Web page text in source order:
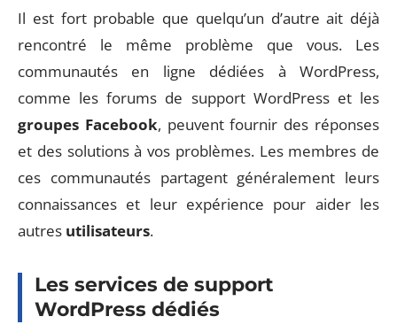
Il est fort probable que quelqu’un d’autre ait déjà
rencontré le même problème que vous. Les
communautés en ligne dédiées à WordPress,
comme les forums de support WordPress et les
groupes Facebook, peuvent fournir des réponses
et des solutions à vos problèmes. Les membres de
ces communautés partagent généralement leurs
connaissances et leur expérience pour aider les
autres utilisateurs.
Les services de support
WordPress dédiés